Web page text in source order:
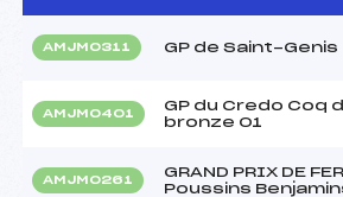
AMJM0311 GP de Saint-Genis
AMJM0401
GP du Credo Coq
bronze 01
AMJM0261
GRAND PRIX DE
Poussins